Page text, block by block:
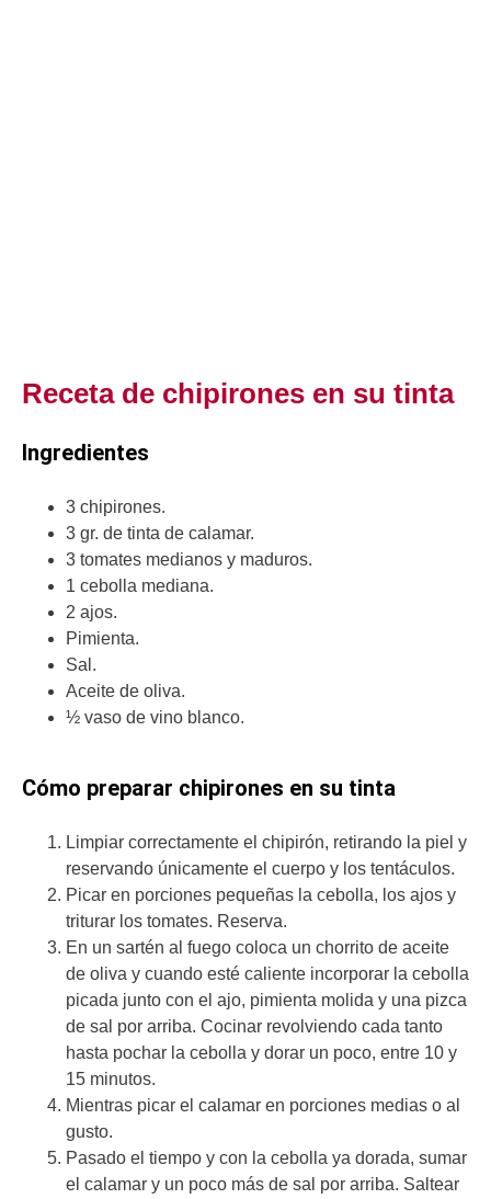
Receta de chipirones en su tinta
Ingredientes
3 chipirones.
3 gr. de tinta de calamar.
3 tomates medianos y maduros.
1 cebolla mediana.
2 ajos.
Pimienta.
Sal.
Aceite de oliva.
½ vaso de vino blanco.
Cómo preparar chipirones en su tinta
Limpiar correctamente el chipirón, retirando la piel y
reservando únicamente el cuerpo y los tentáculos.
Picar en porciones pequeñas la cebolla, los ajos y
triturar los tomates. Reserva.
En un sartén al fuego coloca un chorrito de aceite
de oliva y cuando esté caliente incorporar la cebolla
picada junto con el ajo, pimienta molida y una pizca
de sal por arriba. Cocinar revolviendo cada tanto
hasta pochar la cebolla y dorar un poco, entre 10 y
15 minutos.
Mientras picar el calamar en porciones medias o al
gusto.
Pasado el tiempo y con la cebolla ya dorada, sumar
el calamar y un poco más de sal por arriba. Saltear